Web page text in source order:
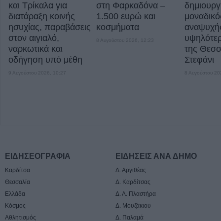
και Τρίκαλα για
διατάραξη κοινής
ησυχίας, παραβάσεις
στον αιγιαλό,
ναρκωτικά και
οδήγηση υπό μέθη
9 Αυγούστου 2026, 10:27
στη Φαρκαδόνα –
1.500 ευρώ και
κοσμήματα
8 Αυγούστου 2026, 12:23
της
Στεφάνι
8 Αυγούστου
ΕΙΔΗΣΕΟΓΡΑΦΙΑ
Καρδίτσα
Θεσσαλία
Ελλάδα
Κόσμος
Αθλητισμός
ΕΙΔΗΣΕΙΣ ΑΝΑ ΔΗΜΟ
Δ. Αργιθέας
Δ. Καρδίτσας
Δ. Λ. Πλαστήρα
Δ. Μουζάκιου
Δ. Παλαμά